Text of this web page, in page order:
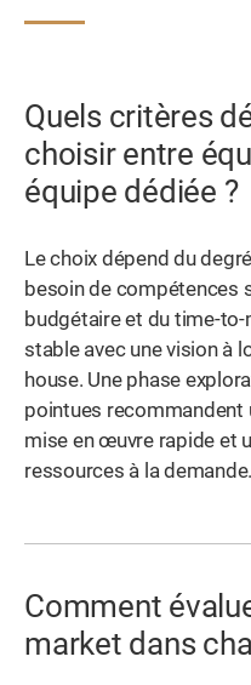
Quels critères
choisir entre
équipe dédiée ?
Le choix dépend du
besoin de compétences
budgétaire et du time-
stable avec une vision à
house. Une phase
pointues recommandent
mise en œuvre rapide et
ressources à la demande.
Comment
market dans